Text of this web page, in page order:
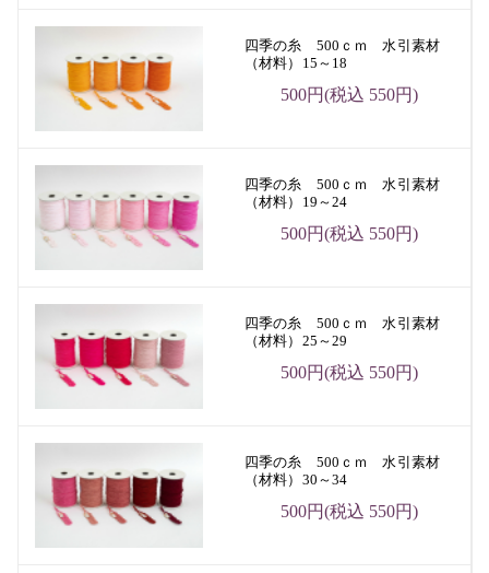
四季の糸 500ｃｍ 水引素材
（材料）15～18
500円(税込 550円)
四季の糸 500ｃｍ 水引素材
（材料）19～24
500円(税込 550円)
四季の糸 500ｃｍ 水引素材
（材料）25～29
500円(税込 550円)
四季の糸 500ｃｍ 水引素材
（材料）30～34
500円(税込 550円)